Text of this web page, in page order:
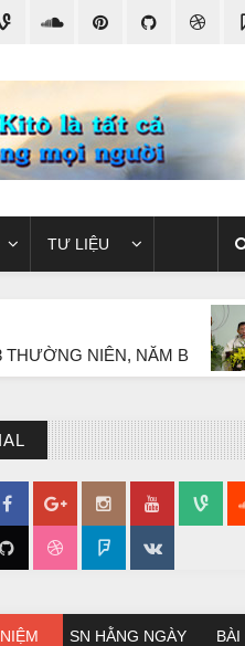
TƯ LIỆU
NĂM B
SINH
Cha Cố
SN HẰNG NGÀY BÀI